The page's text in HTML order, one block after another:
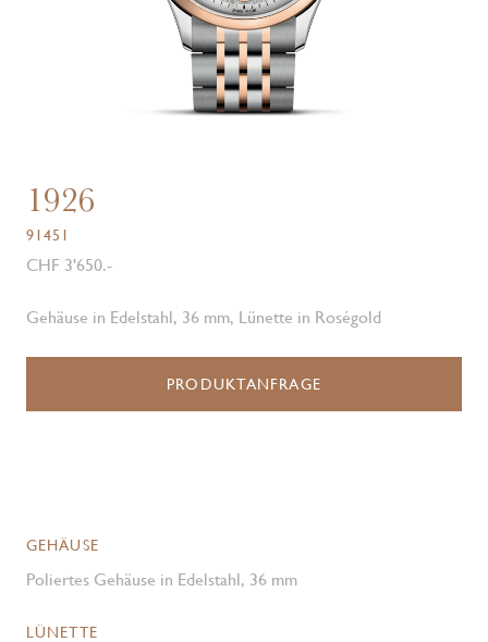
1926
91451
CHF 3'650.-
Gehäuse in Edelstahl, 36 mm, Lünette in Roségold
PRODUKTANFRAGE
GEHÄUSE
Poliertes Gehäuse in Edelstahl, 36 mm
LÜNETTE